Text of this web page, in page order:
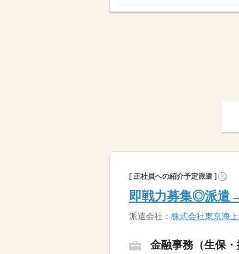
[ 正社員への紹介予定派遣 ] ?
即戦力募集◎派遣
派遣会社： 株式会社東京海
金融事務（生保・